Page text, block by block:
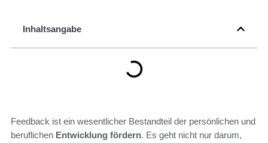
Inhaltsangabe
Feedback ist ein wesentlicher Bestandteil der persönlichen und
beruflichen Entwicklung fördern. Es geht nicht nur darum,